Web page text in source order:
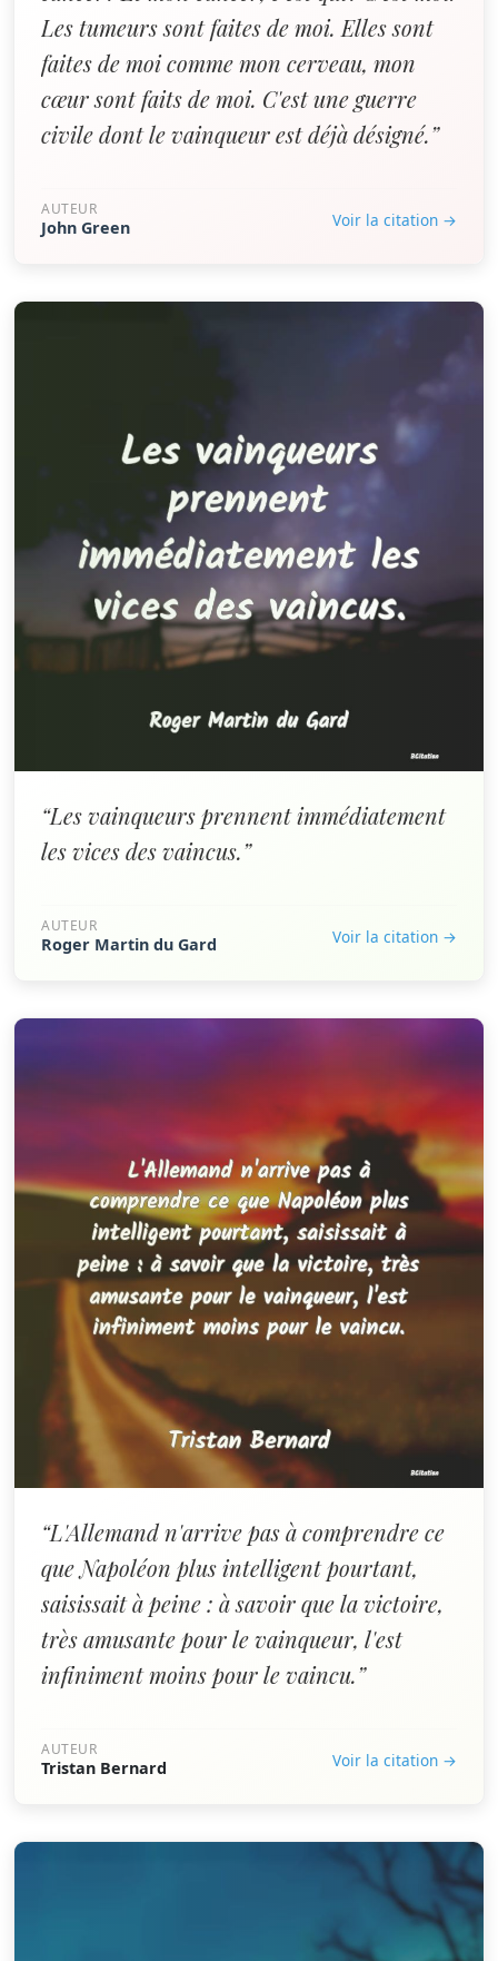
Les tumeurs sont faites de moi. Elles sont
faites de moi comme mon cerveau, mon
cœur sont faits de moi. C'est une guerre
civile dont le vainqueur est déjà désigné.”
AUTEUR
John Green Voir la citation →
“Les vainqueurs prennent immédiatement
les vices des vaincus.”
AUTEUR
Roger Martin du Gard Voir la citation →
“L'Allemand n'arrive pas à comprendre ce
que Napoléon plus intelligent pourtant,
saisissait à peine : à savoir que la victoire,
très amusante pour le vainqueur, l'est
infiniment moins pour le vaincu.”
AUTEUR
Tristan Bernard Voir la citation →